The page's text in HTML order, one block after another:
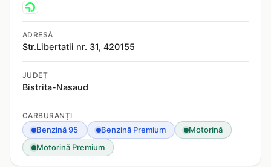
ADRESĂ
Str.Libertatii nr. 31, 420155
JUDEȚ
Bistrita-Nasaud
CARBURANȚI
Benzină 95 Benzină Premium
Motorină
Motorină Premium